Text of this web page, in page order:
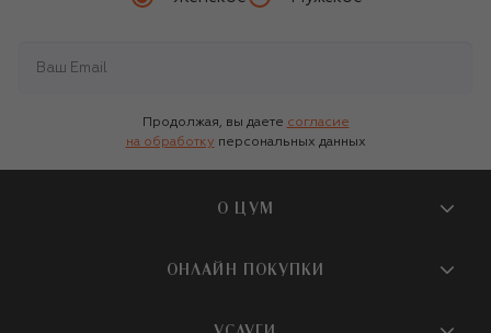
Продолжая, вы даете согласие
на обработку персональных данных
О ЦУМ
О магазине
ОНЛАЙН ПОКУПКИ